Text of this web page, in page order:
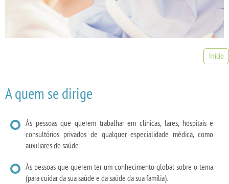
Inicio
A quem se dirige
Às pessoas que querem trabalhar em clínicas, lares, hospitais e
consultórios privados de qualquer especialidade médica, como
auxiliares de saúde.
Às pessoas que querem ter um conhecimento global sobre o tema
(para cuidar da sua saúde e da saúde da sua família).